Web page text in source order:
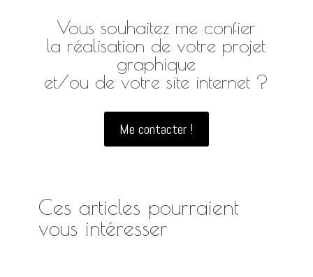
Vous souhaitez me confier
la réalisation de votre projet
graphique
et/ou de votre site internet ?
Me contacter !
Ces articles pourraient
vous intéresser